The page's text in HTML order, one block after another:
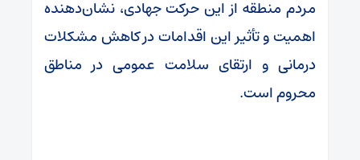
مردم منطقه از این حرکت جهادی، نشان‌دهنده
اهمیت و تأثیر این اقدامات در کاهش مشکلات
درمانی و ارتقای سلامت عمومی در مناطق
محروم است.